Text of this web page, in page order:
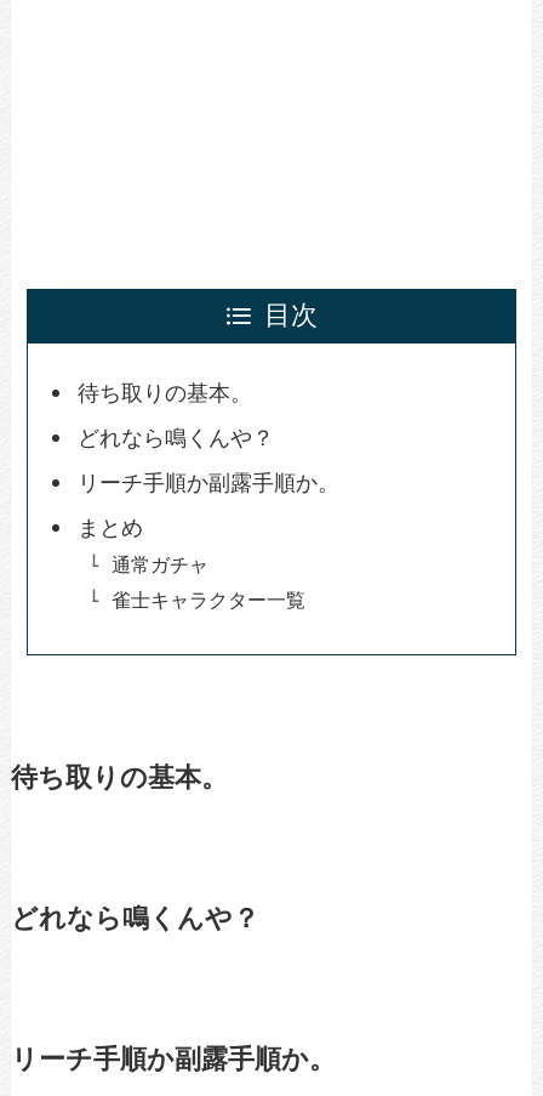
目次
待ち取りの基本。
どれなら鳴くんや？
リーチ手順か副露手順か。
まとめ
通常ガチャ
雀士キャラクター一覧
待ち取りの基本。
どれなら鳴くんや？
リーチ手順か副露手順か。